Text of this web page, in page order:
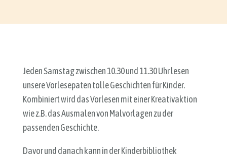
Jeden Samstag zwischen 10.30 und 11.30 Uhr lesen
unsere Vorlesepaten tolle Geschichten für Kinder.
Kombiniert wird das Vorlesen mit einer Kreativaktion
wie z.B. das Ausmalen von Malvorlagen zu der
passenden Geschichte.
Davor und danach kann in der Kinderbibliothek